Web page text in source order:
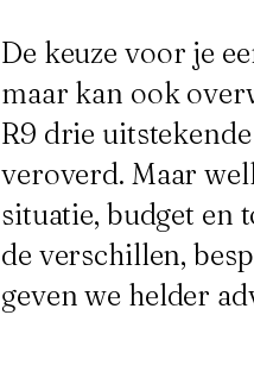
De keuze voor je
maar kan ook
R9 drie
veroverd. Maar
situatie, budget en
de verschillen,
geven we helder